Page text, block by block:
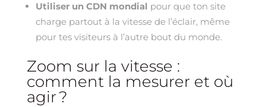
Utiliser un CDN mondial pour que ton site
charge partout à la vitesse de l’éclair, même
pour tes visiteurs à l’autre bout du monde.
Zoom sur la vitesse :
comment la mesurer et où
agir ?